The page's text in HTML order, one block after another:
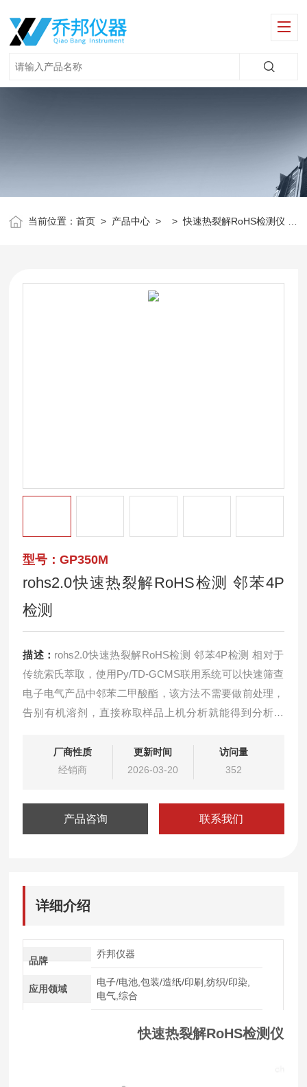
当前位置：首页 > 产品中心 > >快速热裂解RoHS检测仪
型号：GP350M
rohs2.0快速热裂解RoHS检测 邻苯4P
检测
描述： rohs2.0快速热裂解RoHS检测 邻苯4P检测 相对于
传统索氏萃取，使用Py/TD-GCMS联用系统可以快速筛查
电子电气产品中邻苯二甲酸酯，该方法不需要做前处理，
告别有机溶剂，直接称取样品上机分析就能得到分析结
厂商性质
经销商
更新时间
2026-03-20
访问量
352
产品咨询 联系我们
详细介绍
品牌
乔邦仪器
应用领域
电子/电池,包装/造纸/印刷,纺织/印染,
电气,综合
快速热裂解RoHS检测仪